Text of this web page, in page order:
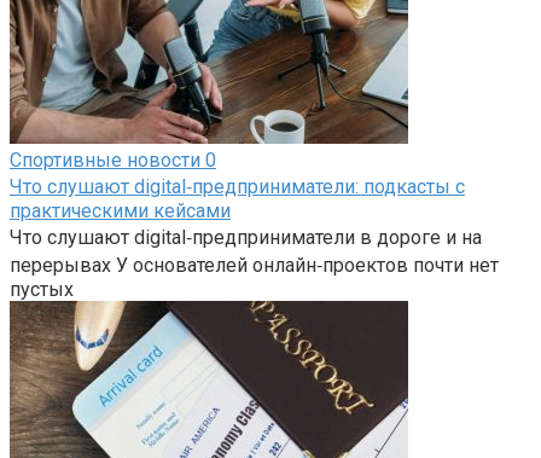
Спортивные новости 0
Что слушают digital‑предприниматели: подкасты с
практическими кейсами
Что слушают digital‑предприниматели в дороге и на
перерывах У основателей онлайн‑проектов почти нет
пустых